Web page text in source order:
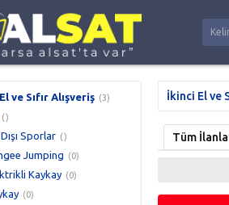
ve Sıfır Alışveriş (3)
()
Sporlar ()
Jumping (0)
Kaykay (0)
(0)
İkinci El ve
Tüm